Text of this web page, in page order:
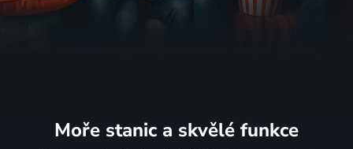
Moře stanic a skvělé funkce